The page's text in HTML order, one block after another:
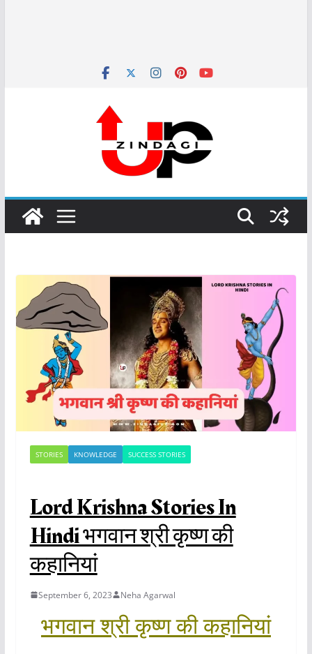
STORIES KNOWLEDGE SUCCESS STORIES
Lord Krishna Stories In
Hindi भगवान श्री कृष्ण की
कहानियां
September 6, 2023 Neha Agarwal
भगवान श्री कृष्ण की कहानियां